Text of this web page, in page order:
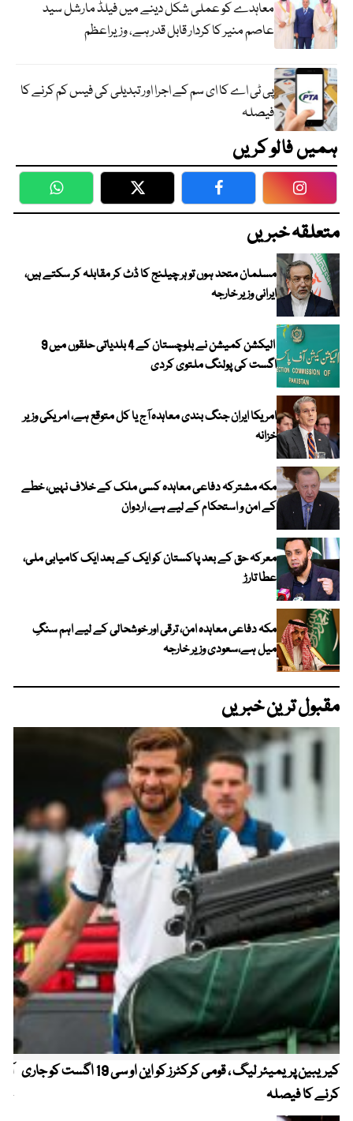
معاہدے کو عملی شکل دینے میں فیلڈ مارشل سید
عاصم منیر کا کردار قابل قدر ہے، وزیراعظم
پی ٹی اے کا ای سم کے اجرا اور تبدیلی کی فیس کم کرنے کا
فیصلہ
ہمیں فالو کریں
WhatsApp Twitter Facebook
متعلقہ خبریں
مسلمان متحد ہوں تو ہر چیلنج کا ڈٹ کر مقابلہ کر سکتے ہیں،
ایرانی وزیر خارجہ
الیکشن کمیشن نے بلوچستان کے 4 بلدیاتی حلقوں میں 9
اگست کی پولنگ ملتوی کردی
امریکا ایران جنگ بندی معاہدہ آج یا کل متوقع ہے، امریکی وزیر
خزانہ
مکہ مشترکہ دفاعی معاہدہ کسی ملک کے خلاف نہیں، خطے
کے امن و استحکام کے لیے ہے، اردوان
معرکہ حق کے بعد پاکستان کو ایک کے بعد ایک کامیابی ملی،
عطا تارڑ
مکہ دفاعی معاہدہ امن، ترقی اور خوشحالی کے لیے اہم سنگِ
میل ہے،سعودی وزیر خارجہ
مقبول ترین خبریں
کیریبین پریمیئر لیگ ، قومی کرکٹرز کو این او سی 19 اگست کو جاری
کرنے کا فیصلہ